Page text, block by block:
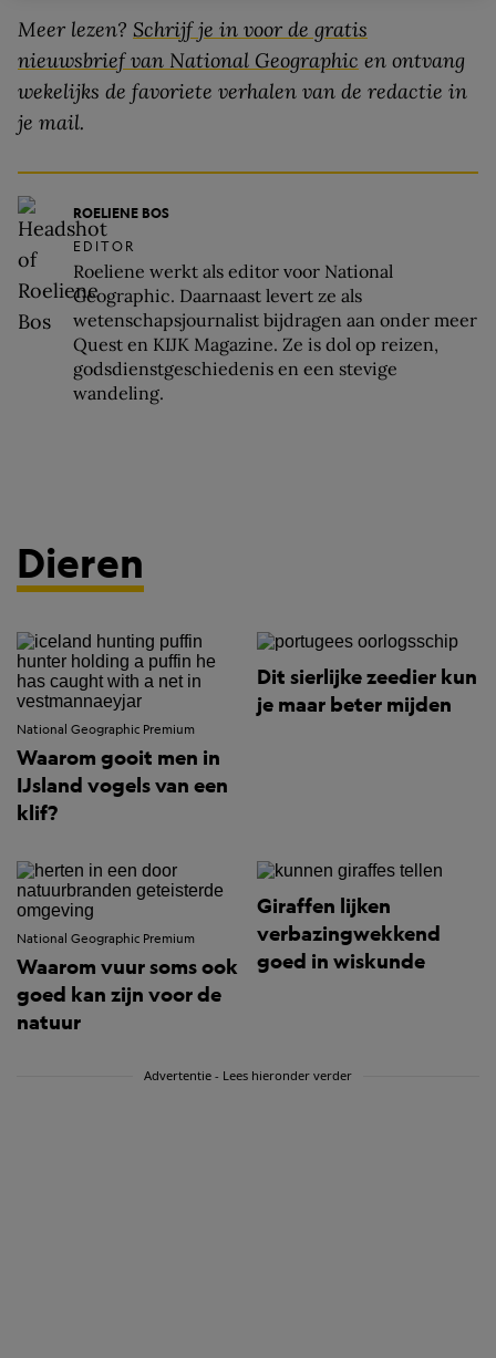
Meer lezen? Schrijf je in voor de gratis
nieuwsbrief van National Geographic en ontvang
wekelijks de favoriete verhalen van de redactie in
je mail.
ROELIENE BOS
EDITOR
Roeliene werkt als editor voor National
Geographic. Daarnaast levert ze als
wetenschapsjournalist bijdragen aan onder meer
Quest en KIJK Magazine. Ze is dol op reizen,
godsdienstgeschiedenis en een stevige
wandeling.
Dieren
National Geographic Premium
Waarom gooit men in
IJsland vogels van een
klif?
Dit sierlijke zeedier kun
je maar beter mijden
National Geographic Premium
Waarom vuur soms ook
goed kan zijn voor de
natuur
Giraffen lijken
verbazingwekkend
goed in wiskunde
Advertentie - Lees hieronder verder